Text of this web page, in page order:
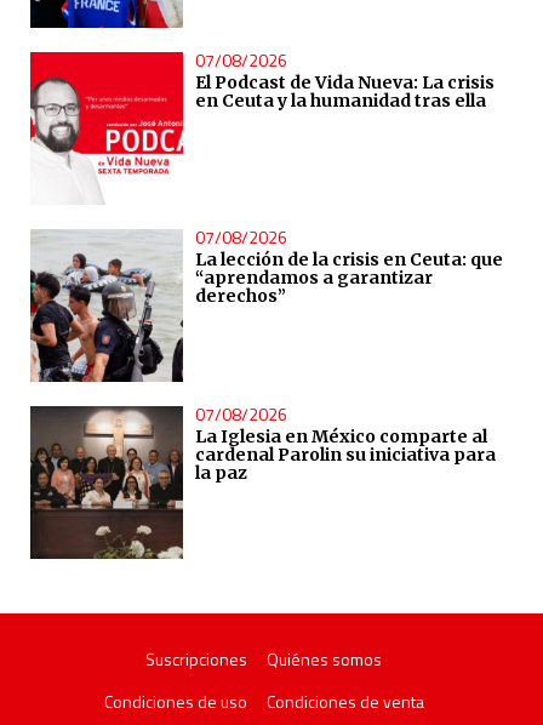
07/08/2026
El Podcast de Vida Nueva: La crisis
en Ceuta y la humanidad tras ella
07/08/2026
La lección de la crisis en Ceuta: que
“aprendamos a garantizar
derechos”
07/08/2026
La Iglesia en México comparte al
cardenal Parolin su iniciativa para
la paz
Suscripciones
Quiénes somos
Condiciones de uso
Condiciones de venta